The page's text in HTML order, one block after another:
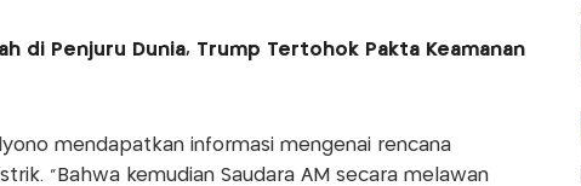
di Penjuru Dunia, Trump Tertohok Pakta Keamanan
mendapatkan informasi mengenai rencana
"Bahwa kemudian Saudara AM secara melawan